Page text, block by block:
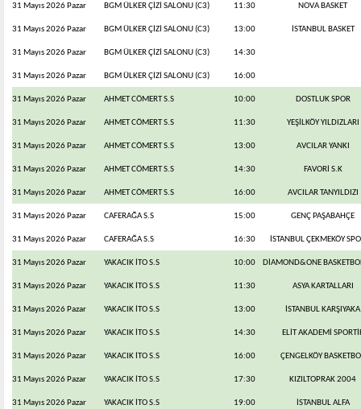
31 Mayıs 2026 Pazar BGM ÜLKER ÇİZİ SALONU (C3) 11:30 NOVA BASKET
31 Mayıs 2026 Pazar BGM ÜLKER ÇİZİ SALONU (C3) 13:00 İSTANBUL BASKET
31 Mayıs 2026 Pazar BGM ÜLKER ÇİZİ SALONU (C3) 14:30
31 Mayıs 2026 Pazar BGM ÜLKER ÇİZİ SALONU (C3) 16:00
31 Mayıs 2026 Pazar AHMET CÖMERT S.S 10:00 DOSTLUK SPOR
31 Mayıs 2026 Pazar AHMET CÖMERT S.S 11:30 YEŞİLKÖY YILDIZLARI
31 Mayıs 2026 Pazar AHMET CÖMERT S.S 13:00 AVCILAR YANKI
31 Mayıs 2026 Pazar AHMET CÖMERT S.S 14:30 FAVORİ S.K
31 Mayıs 2026 Pazar AHMET CÖMERT S.S 16:00 AVCILAR TANYILDIZI
31 Mayıs 2026 Pazar CAFERAĞA S.S 15:00 GENÇ PAŞABAHÇE
31 Mayıs 2026 Pazar CAFERAĞA S.S 16:30 İSTANBUL ÇEKMEKÖY
31 Mayıs 2026 Pazar YAKACIK İTO S.S 10:00 DİAMOND&ONE
31 Mayıs 2026 Pazar YAKACIK İTO S.S 11:30 ASYA KARTALLARI
31 Mayıs 2026 Pazar YAKACIK İTO S.S 13:00 İSTANBUL KARŞIYAKA
31 Mayıs 2026 Pazar YAKACIK İTO S.S 14:30 ELİT AKADEMİ
31 Mayıs 2026 Pazar YAKACIK İTO S.S 16:00 ÇENGELKÖY
31 Mayıs 2026 Pazar YAKACIK İTO S.S 17:30 KIZILTOPRAK 2004
31 Mayıs 2026 Pazar YAKACIK İTO S.S 19:00 İSTANBUL ALFA